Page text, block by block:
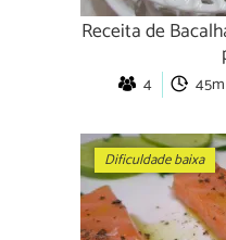
Receita de
4 45m
Dificuldade baixa